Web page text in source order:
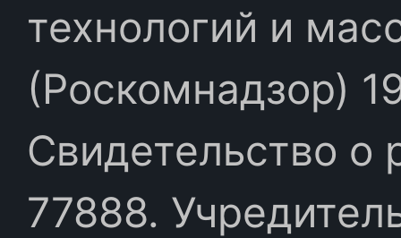
технологий и
(Роскомнадзор)
Свидетельство
77888.